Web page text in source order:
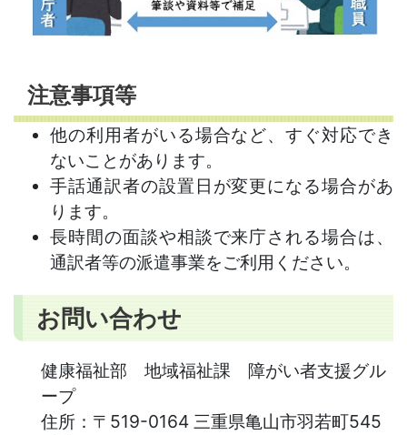
注意事項等
他の利用者がいる場合など、すぐ対応でき
ないことがあります。
手話通訳者の設置日が変更になる場合があ
ります。
長時間の面談や相談で来庁される場合は、
通訳者等の派遣事業をご利用ください。
お問い合わせ
健康福祉部 地域福祉課 障がい者支援グル
ープ
住所： 〒519-0164 三重県亀山市羽若町545